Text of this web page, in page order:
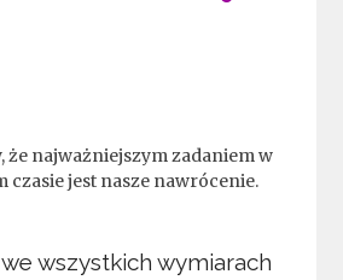
że najważniejszym zadaniem w
czasie jest nasze nawrócenie.
wszystkich wymiarach